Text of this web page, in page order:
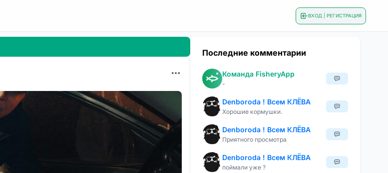
ВХОД | РЕГИСТРАЦИЯ
Последние комментарии
Команда FisheryApp
-
Denboroda ! Всем КЛЁВА
Хорошие кормушки.
Denboroda ! Всем КЛЁВА
Приятного просмотра
Denboroda ! Всем КЛЁВА
поймали уже ?